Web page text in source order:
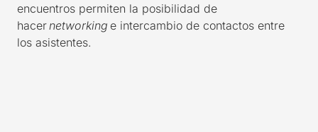
encuentros permiten la posibilidad de
hacernetworking e intercambio de contactos entre
los asistentes.